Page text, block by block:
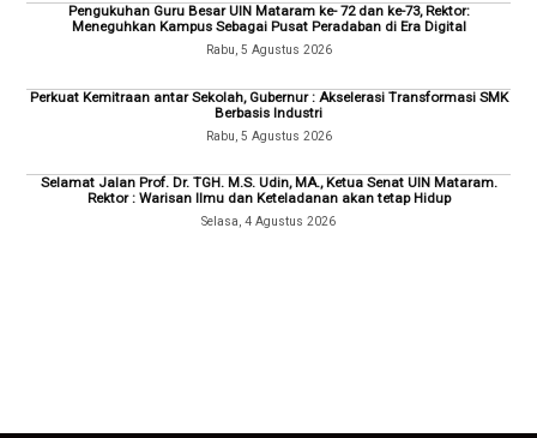
Pengukuhan Guru Besar UIN Mataram ke- 72 dan ke-73, Rektor:
Meneguhkan Kampus Sebagai Pusat Peradaban di Era Digital
Rabu, 5 Agustus 2026
Perkuat Kemitraan antar Sekolah, Gubernur : Akselerasi Transformasi SMK
Berbasis Industri
Rabu, 5 Agustus 2026
Selamat Jalan Prof. Dr. TGH. M.S. Udin, MA., Ketua Senat UIN Mataram.
Rektor : Warisan Ilmu dan Keteladanan akan tetap Hidup
Selasa, 4 Agustus 2026